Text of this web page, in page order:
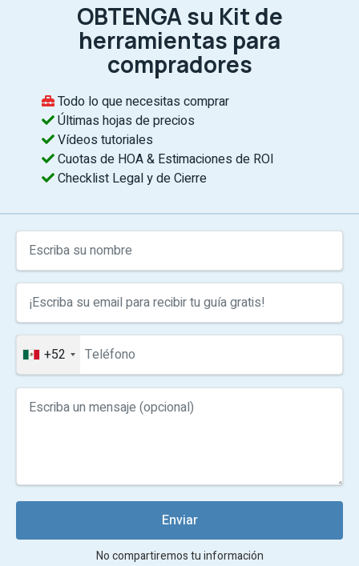
OBTENGA su Kit de
herramientas para
compradores
Todo lo que necesitas comprar
Últimas hojas de precios
Vídeos tutoriales
Cuotas de HOA & Estimaciones de ROI
Checklist Legal y de Cierre
+52
Enviar
No compartiremos tu información